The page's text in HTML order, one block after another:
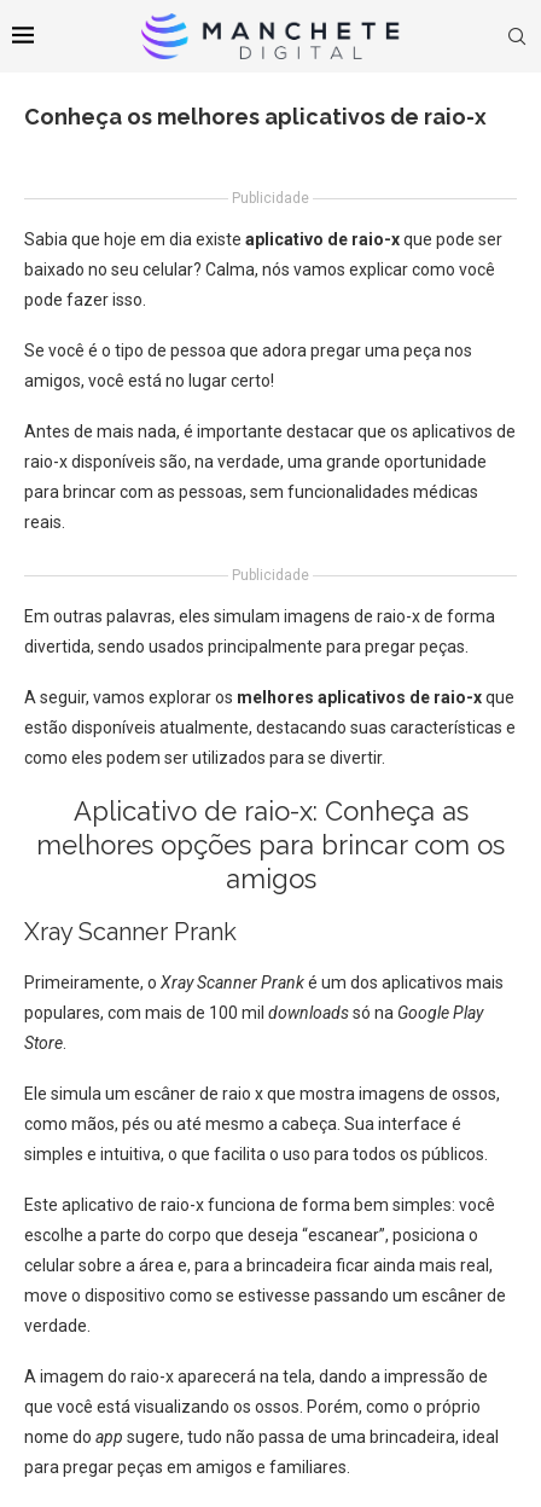
Conheça os melhores aplicativos de raio-x
Publicidade
Sabia que hoje em dia existe aplicativo de raio-xque pode ser
baixado no seu celular? Calma, nós vamos explicar como você
pode fazer isso.
Se você é o tipo de pessoa que adora pregar uma peça nos
amigos, você está no lugar certo!
Antes de mais nada, é importante destacar que os aplicativos de
raio-x disponíveis são, na verdade, uma grande oportunidade
para brincar com as pessoas, sem funcionalidades médicas
reais.
Publicidade
Em outras palavras, eles simulam imagens de raio-x de forma
divertida, sendo usados principalmente para pregar peças.
A seguir, vamos explorar os melhores aplicativos de raio-xque
estão disponíveis atualmente, destacando suas características e
como eles podem ser utilizados para se divertir.
Aplicativo de raio-x: Conheça as
melhores opções para brincar com os
amigos
Xray Scanner Prank
Primeiramente, o Xray Scanner Pranké um dos aplicativos mais
populares, com mais de 100 mil downloadssó na Google Play
Store
Ele simula um escâner de raio x que mostra imagens de ossos,
como mãos, pés ou até mesmo a cabeça. Sua interface é
simples e intuitiva, o que facilita o uso para todos os públicos.
Este aplicativo de raio-x funciona de forma bem simples: você
escolhe a parte do corpo que deseja “escanear”, posiciona o
celular sobre a área e, para a brincadeira ficar ainda mais real,
move o dispositivo como se estivesse passando um escâner de
verdade.
A imagem do raio-x aparecerá na tela, dando a impressão de
que você está visualizando os ossos. Porém, como o próprio
nome do app sugere, tudo não passa de uma brincadeira, ideal
para pregar peças em amigos e familiares.